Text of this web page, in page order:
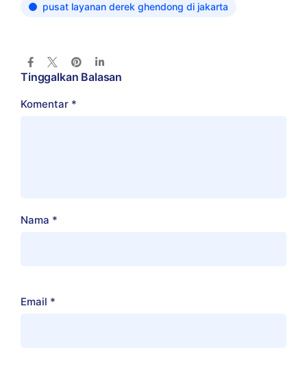
pusat layanan derek ghendong di jakarta
Tinggalkan Balasan
Komentar *
Nama *
Email *